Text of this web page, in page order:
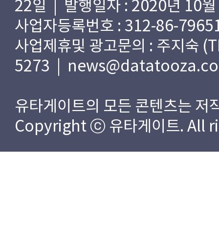
22일 | 발행일자 : 2020년 10
사업자등록번호 : 312-86-
사업제휴및 광고문의 : 주지숙
5273 |
유타게이트의 모든 콘텐츠는 저
Copyright ⓒ 유타게이트. All